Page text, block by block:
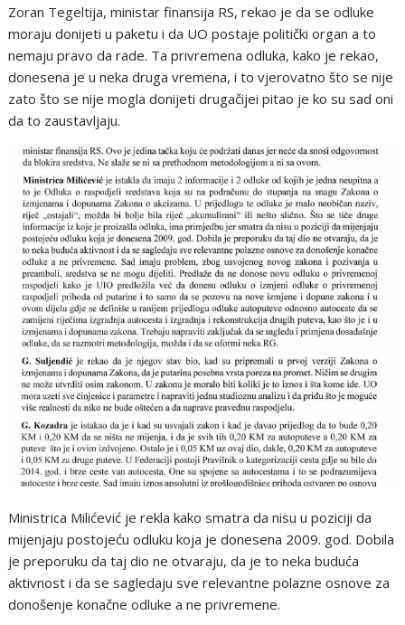
Zoran Tegeltija, ministar finansija RS, rekao je da se odluke
moraju donijeti u paketu i da UO postaje politički organ a to
nemaju pravo da rade. Ta privremena odluka, kako je rekao,
donesena je u neka druga vremena, i to vjerovatno što se nije
zato što se nije mogla donijeti drugačijei pitao je ko su sad oni
da to zaustavljaju.
Ministrica Milićević je rekla kako smatra da nisu u poziciji da
mijenjaju postojeću odluku koja je donesena 2009. god. Dobila
je preporuku da taj dio ne otvaraju, da je to neka buduća
aktivnost i da se sagledaju sve relevantne polazne osnove za
donošenje konačne odluke a ne privremene.